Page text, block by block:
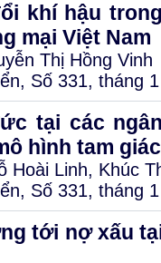
khí hậu
mại Việt Nam
Thị Hồng Vinh
Số 331, tháng
tại các
hình tam
Hoài Linh, Khúc
Số 331, tháng
tới nợ xấu